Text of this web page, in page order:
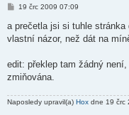
P
í
s
p
e
k
19 črc 2009 07:09
a prečetla jsi si tuhle stránka
vlastní názor, než dát na
edit: překlep tam žádný
zmiňována.
Naposledy upravil(a) Hox dne 19 črc